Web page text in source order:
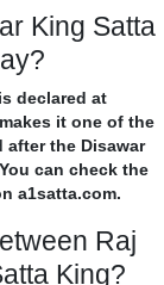
King Satta
declared at
it one of the
after the Disawar
can check the
a1satta.com.
Raj
King?